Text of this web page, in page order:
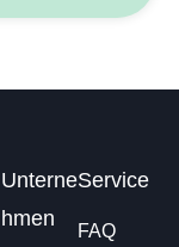
Unterne
hmen
Service
FAQ